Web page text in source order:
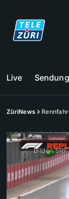
Live
ZüriNews